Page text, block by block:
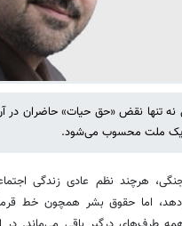
نه تنها نقض «حق حیات» حاضران در
یک ملت محسوب می‌شود.
هرچند نظم عادی زندگی
اما حقوق بشر همچون خط